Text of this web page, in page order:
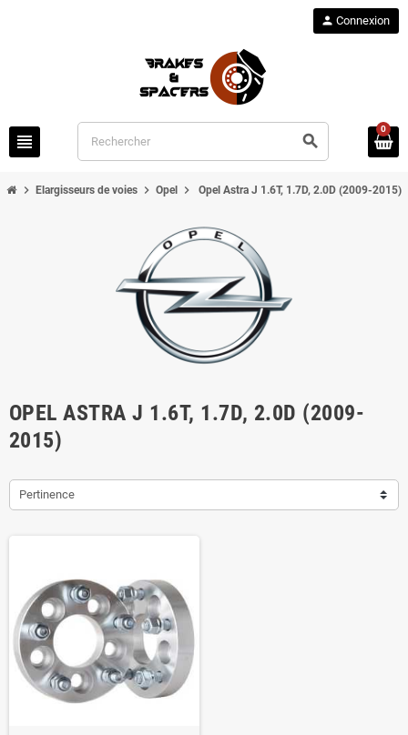
view_headline search
person Connexion
0
chevron_right Elargisseurs de voies chevron_right Opel chevron_right Opel Astra J 1.6T, 1.7D, 2.0D (2009-2015)
OPEL ASTRA J 1.6T, 1.7D, 2.0D (2009-
2015)
Pertinence